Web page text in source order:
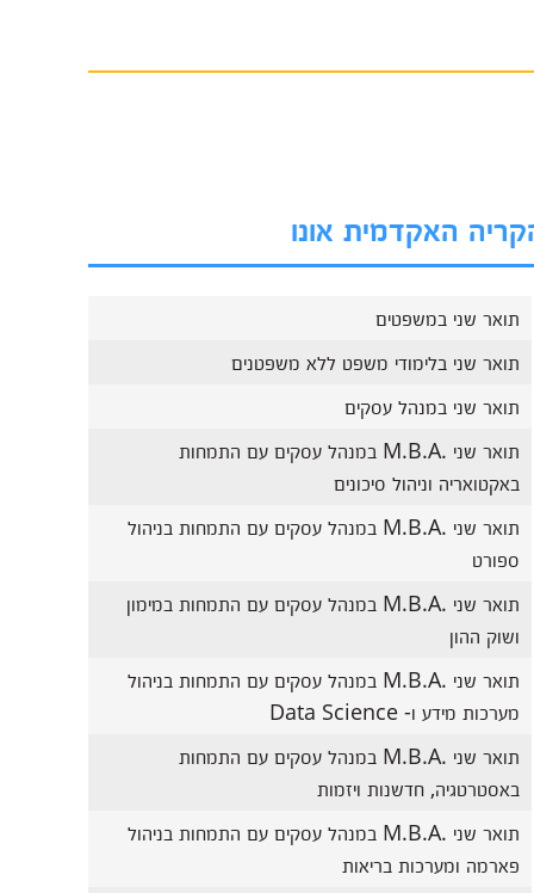
האקדמית אונו
תואר שני במשפטים
תואר שני בלימודי משפט ללא משפטנים
תואר שני במנהל עסקים
תואר שני .M.B.A במנהל עסקים עם התמחות
באקטואריה וניהול סיכונים
תואר שני .M.B.A במנהל עסקים עם התמחות בניהול
ספורט
תואר שני .M.B.A במנהל עסקים עם התמחות במימון
ושוק ההון
תואר שני .M.B.A במנהל עסקים עם התמחות בניהול
מערכות מידע ו- Data Science
תואר שני .M.B.A במנהל עסקים עם התמחות
באסטרטגיה, חדשנות ויזמות
תואר שני .M.B.A במנהל עסקים עם התמחות בניהול
פארמה ומערכות בריאות